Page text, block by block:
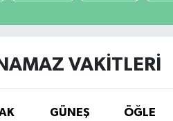
VAKITLERI
GÜNEŞ ÖĞLE